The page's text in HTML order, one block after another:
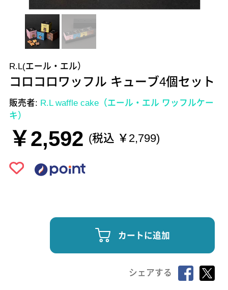
R.L(エール・エル）
コロコロワッフル キューブ4個セット
販売者: R.L waffle cake（エール・エル ワッフルケー
キ）
￥2,592 (税込 ￥2,799)
カートに追加
シェアする